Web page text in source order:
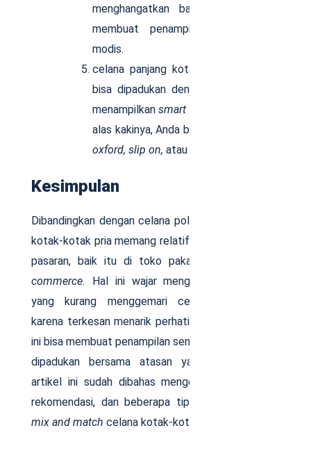
menghangatkan badan, tetapi juga
membuat penampilan Anda tetap
modis.
celana panjang kotak-kotak pria juga
bisa dipadukan dengan kemeja untuk
menampilkansmart casual style.
alas kakinya, Anda bisa memilih sepatu
oxford, slip on, atau
Kesimpulan
Dibandingkan dengan celana polos, celana panjang
kotak-kotak pria memang relatif lebih sulit dicari di
pasaran, baik itu di toko pakaian maupun di
commerce.
Hal ini wajar mengingat banyak pria
yang kurang menggemari celana kotak-kotak
karena terkesan menarik perhatian, padahal celana
ini bisa membuat penampilan semakin memukau jika
dipadukan bersama atasan yang cocok. Pada
artikel ini sudah dibahas mengenai cara memilih,
rekomendasi, dan beberapa tips serta ide untuk
mix and match celana kotak-kotak pria.